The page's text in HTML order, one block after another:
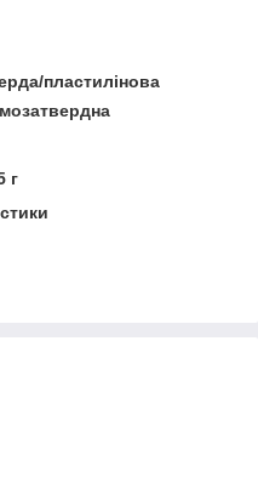
пластилінова
г